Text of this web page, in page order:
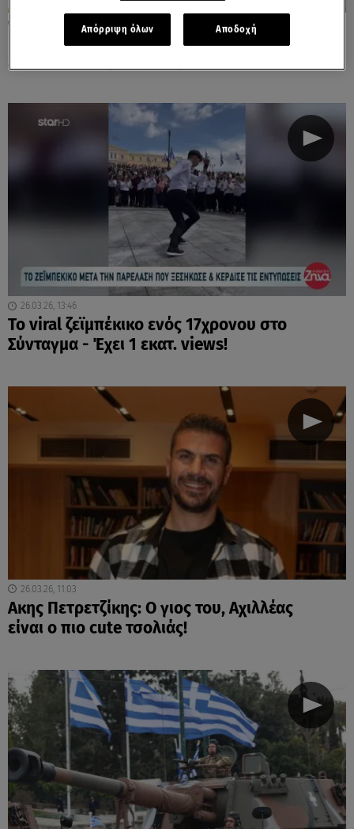
Πώς γιόρτασαν οι επώνυμοι την 25η
Μαρτίου - Οι φωτογραφίες που ανέβασαν
26.03.26, 13:46
Το viral ζεϊμπέκικο ενός 17χρονου στο
Σύνταγμα - Έχει 1 εκατ. views!
26.03.26, 11:03
Ακης Πετρετζίκης: Ο γιος του, Αχιλλέας
είναι ο πιο cute τσολιάς!
Απόρριψη όλων Αποδοχή